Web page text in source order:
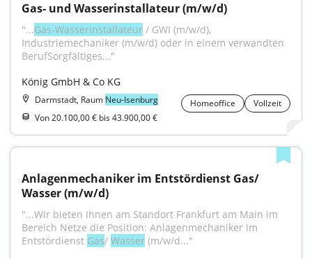
Gas- und Wasserinstallateur (m/w/d)
"...Gas-Wasserinstallateur / GWI (m/w/d),
Industriemechaniker (m/w/d) oder in einem verwandten
BerufSorgfältiges..."
König GmbH & Co KG
Darmstadt, Raum Neu-Isenburg Homeoffice
Vollzeit
Von 20.100,00 € bis 43.900,00 €
Anlagenmechaniker im Entstördienst Gas/
Wasser (m/w/d)
"...Wir bieten Ihnen am Standort Frankfurt am Main im
Bereich Netze die Position: Anlagenmechaniker im
Entstördienst Gas/ Wasser (m/w/d..."